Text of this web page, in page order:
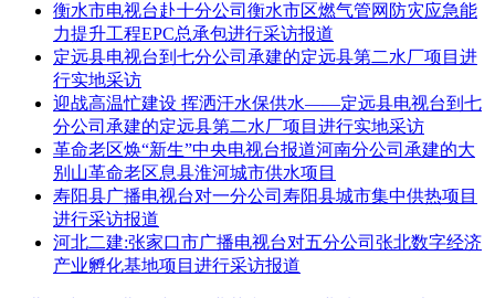
衡水市电视台赴十分公司衡水市区燃气管网防灾应急能
力提升工程EPC总承包进行采访报道
定远县电视台到七分公司承建的定远县第二水厂项目进
行实地采访
迎战高温忙建设 挥洒汗水保供水——定远县电视台到七
分公司承建的定远县第二水厂项目进行实地采访
革命老区焕“新生”中央电视台报道河南分公司承建的大
别山革命老区息县淮河城市供水项目
寿阳县广播电视台对一分公司寿阳县城市集中供热项目
进行采访报道
河北二建:张家口市广播电视台对五分公司张北数字经济
产业孵化基地项目进行采访报道